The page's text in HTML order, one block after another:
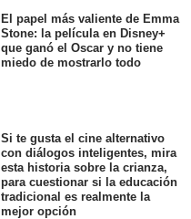
El papel más valiente de Emma
Stone: la película en Disney+
que ganó el Oscar y no tiene
miedo de mostrarlo todo
Si te gusta el cine alternativo
con diálogos inteligentes, mira
esta historia sobre la crianza,
para cuestionar si la educación
tradicional es realmente la
mejor opción